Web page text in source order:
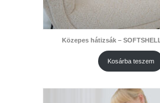
Közepes hátizsák –
Kosárba teszem